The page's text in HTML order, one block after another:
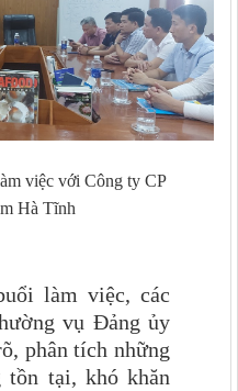
việc với Công ty CP
Hà Tĩnh
làm việc, các
ường vụ Đảng ủy
phân tích những
tồn tại, khó khăn